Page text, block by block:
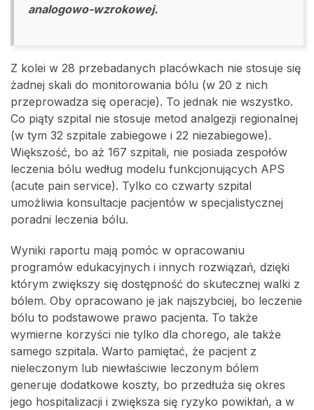
analogowo-wzrokowej.
Z kolei w 28 przebadanych placówkach nie stosuje się
żadnej skali do monitorowania bólu (w 20 z nich
przeprowadza się operacje). To jednak nie wszystko.
Co piąty szpital nie stosuje metod analgezji regionalnej
(w tym 32 szpitale zabiegowe i 22 niezabiegowe).
Większość, bo aż 167 szpitali, nie posiada zespołów
leczenia bólu według modelu funkcjonujących APS
(acute pain service). Tylko co czwarty szpital
umożliwia konsultacje pacjentów w specjalistycznej
poradni leczenia bólu.
Wyniki raportu mają pomóc w opracowaniu
programów edukacyjnych i innych rozwiązań, dzięki
którym zwiększy się dostępność do skutecznej walki z
bólem. Oby opracowano je jak najszybciej, bo leczenie
bólu to podstawowe prawo pacjenta. To także
wymierne korzyści nie tylko dla chorego, ale także
samego szpitala. Warto pamiętać, że pacjent z
nieleczonym lub niewłaściwie leczonym bólem
generuje dodatkowe koszty, bo przedłuża się okres
jego hospitalizacji i zwiększa się ryzyko powikłań, a w